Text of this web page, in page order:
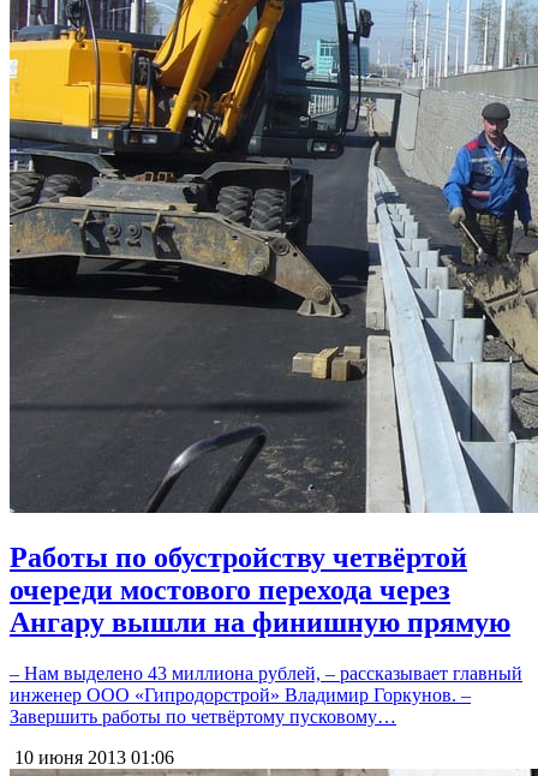
Работы по обустройству четвёртой
очереди мостового перехода через
Ангару вышли на финишную прямую
– Нам выделено 43 миллиона рублей, – рассказывает главный
инженер ООО «Гипродорстрой» Владимир Горкунов. –
Завершить работы по четвёртому пусковому…
10 июня 2013 01:06